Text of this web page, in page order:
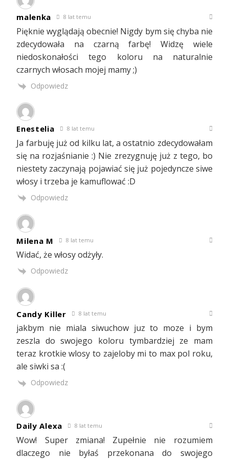
malenka 8 lat temu
Pięknie wyglądają obecnie! Nigdy bym się chyba nie
zdecydowała na czarną farbę! Widzę wiele
niedoskonałości tego koloru na naturalnie
czarnych włosach mojej mamy ;)
Odpowiedz
Enestelia 8 lat temu
Ja farbuję już od kilku lat, a ostatnio zdecydowałam
się na rozjaśnianie :) Nie zrezygnuję już z tego, bo
niestety zaczynają pojawiać się już pojedyncze siwe
włosy i trzeba je kamuflować :D
Odpowiedz
Milena M 8 lat temu
Widać, że włosy odżyły.
Odpowiedz
Candy Killer 8 lat temu
jakbym nie miala siwuchow juz to moze i bym
zeszla do swojego koloru tymbardziej ze mam
teraz krotkie wlosy to zajeloby mi to max pol roku,
ale siwki sa :(
Odpowiedz
Daily Alexa 8 lat temu
Wow! Super zmiana! Zupełnie nie rozumiem
dlaczego nie byłaś przekonana do swojego